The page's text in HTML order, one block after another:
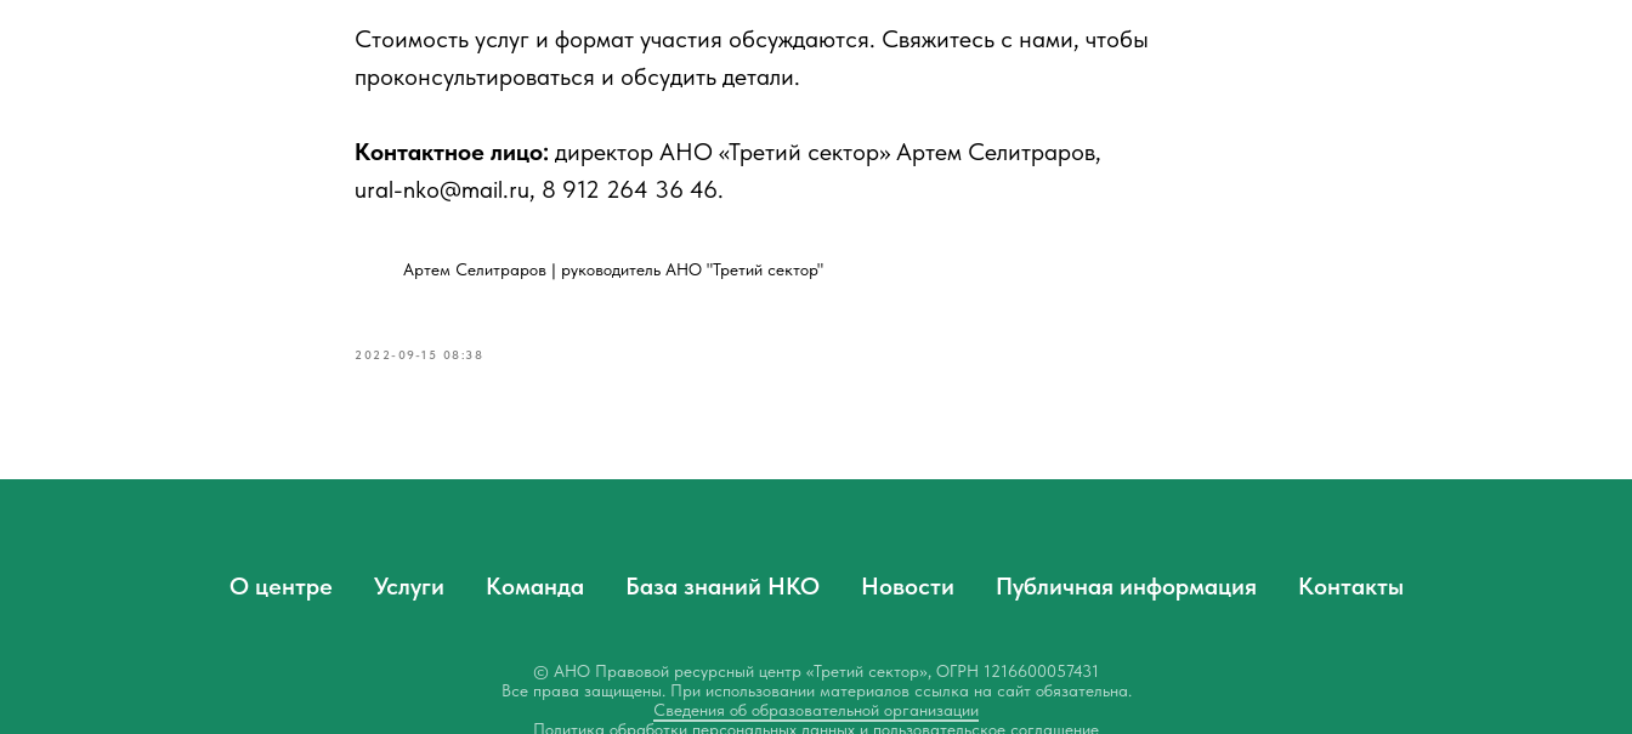
Стоимость услуг и формат участия обсуждаются. Свяжитесь с нами, чтобы
проконсультироваться и обсудить детали.
Контактное лицо: директор АНО «Третий сектор» Артем Селитраров,
ural-nko@mail.ru, 8 912 264 36 46.
Артем Селитраров | руководитель АНО "Третий сектор"
2022-09-15 08:38
О центре Услуги Команда База знаний НКО Новости Публичная информация Контакты
© АНО Правовой ресурсный центр «Третий сектор», ОГРН 1216600057431
Все права защищены. При использовании материалов ссылка на сайт обязательна.
Сведения об образовательной организации
Политика обработки персональных данных и пользовательское соглашение